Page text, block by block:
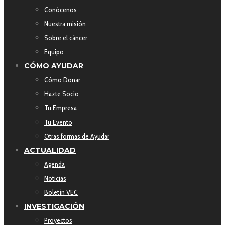
Conócenos
Nuestra misión
Sobre el cáncer
Equipo
CÓMO AYUDAR
Cómo Donar
Hazte Socio
Tu Empresa
Tu Evento
Otras formas de Ayudar
ACTUALIDAD
Agenda
Noticias
Boletín VEC
INVESTIGACIÓN
Proyectos